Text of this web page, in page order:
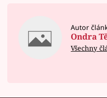
Autor
Ondra
Všechny